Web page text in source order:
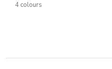
4 colours